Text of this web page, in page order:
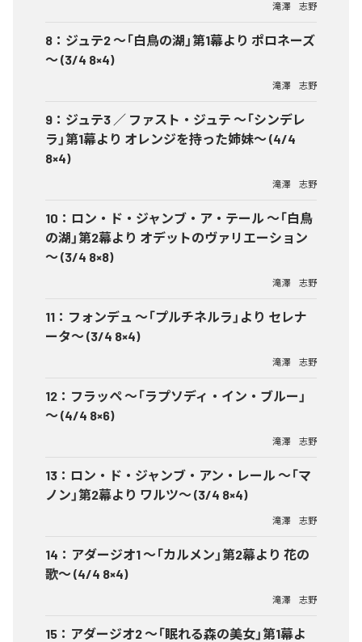
滝澤 志野
8 ： ジュテ2 ～「白鳥の湖」第1幕より ポロネーズ
～ (3/4 8×4)
滝澤 志野
9 ： ジュテ3 ／ ファスト・ジュテ ～「シンデレ
ラ」第1幕より オレンジを持った姉妹～ (4/4
8×4)
滝澤 志野
10 ： ロン・ド・ジャンブ・ア・テール ～「白鳥
の湖」第2幕より オデットのヴァリエーション
～ (3/4 8×8)
滝澤 志野
11 ： フォンデュ ～「プルチネルラ」より セレナ
ータ～ (3/4 8×4)
滝澤 志野
12 ： フラッペ ～「ラプソディ・イン・ブルー」
～ (4/4 8×6)
滝澤 志野
13 ： ロン・ド・ジャンブ・アン・レール ～「マ
ノン」第2幕より ワルツ～ (3/4 8×4)
滝澤 志野
14 ： アダージオ1 ～「カルメン」第2幕より 花の
歌～ (4/4 8×4)
滝澤 志野
15 ： アダージオ2 ～「眠れる森の美女」第1幕よ